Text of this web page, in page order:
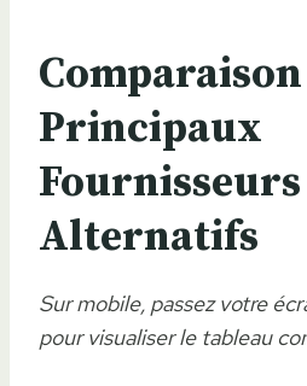
Principaux
Fournisseurs
Alternatifs
Sur mobile, passez votre
pour visualiser le tableau